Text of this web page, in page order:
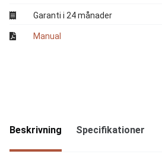
Garanti i 24 månader
Manual
Beskrivning Specifikationer